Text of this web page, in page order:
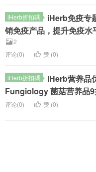
iHerb折扣碼
iHerb免疫专
销免疫产品，提升免疫水
2
评论(0)
赞 (0)
iHerb折扣碼
iHerb营养品
Fungiology 菌菇营养品
评论(0)
赞 (0)